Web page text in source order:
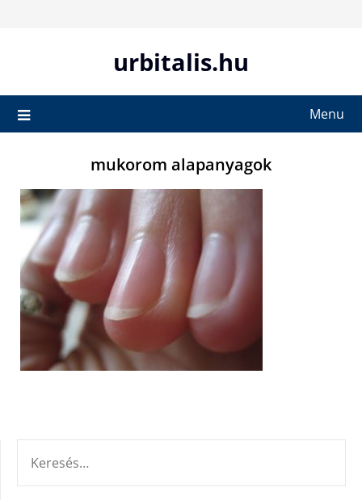
urbitalis.hu
Menu
mukorom alapanyagok